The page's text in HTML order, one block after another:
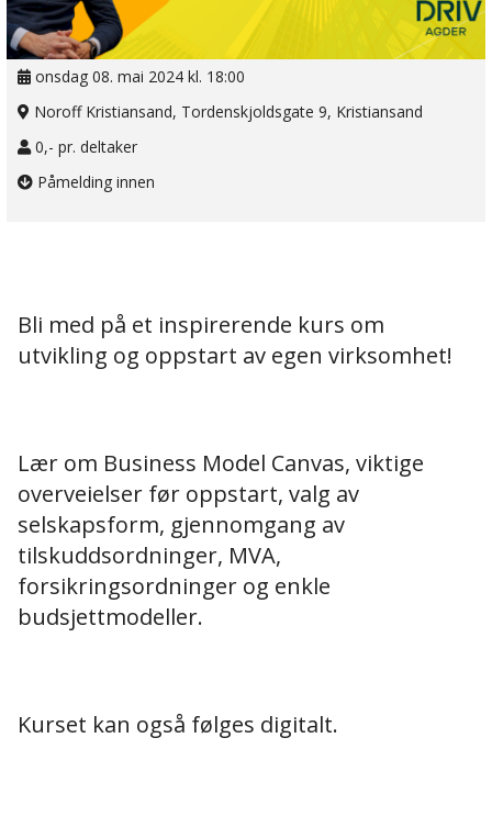
onsdag 08. mai 2024 kl. 18:00
Noroff Kristiansand, Tordenskjoldsgate 9, Kristiansand
0,- pr. deltaker
Påmelding innen
Bli med på et inspirerende kurs om
utvikling og oppstart av egen virksomhet!
Lær om Business Model Canvas, viktige
overveielser før oppstart, valg av
selskapsform, gjennomgang av
tilskuddsordninger, MVA,
forsikringsordninger og enkle
budsjettmodeller.
Kurset kan også følges digitalt.